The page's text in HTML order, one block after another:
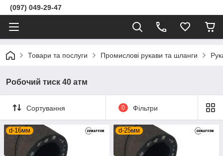
(097) 049-29-47
Товари та послуги Промислові рукави та шланги
Робочий тиск 40 атм
Сортування 0 Фільтри
d-16мм d-25мм